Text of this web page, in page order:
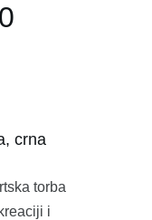
crna
torba
i